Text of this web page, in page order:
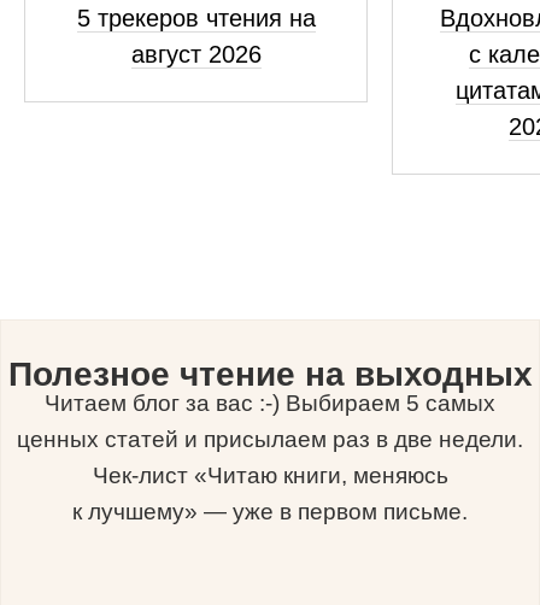
5 трекеров чтения на
август 2026
с
Полезное чтение на выходных
Читаем блог за вас :-) Выбираем 5 самых
ценных статей и присылаем раз в две недели.
Чек-лист «Читаю книги, меняюсь
к лучшему» — уже в первом письме.